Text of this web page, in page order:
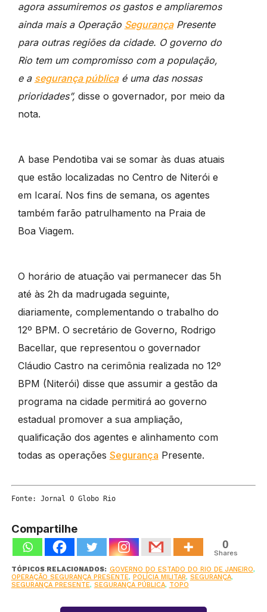
agora assumiremos os gastos e ampliaremos
ainda mais a Operação SegurançaPresente
para outras regiões da cidade. O governo do
Rio tem um compromisso com a população,
e a segurança públicaé uma das nossas
prioridades”, disse o governador, por meio da
nota.
A base Pendotiba vai se somar às duas atuais
que estão localizadas no Centro de Niterói e
em Icaraí. Nos fins de semana, os agentes
também farão patrulhamento na Praia de
Boa Viagem.
O horário de atuação vai permanecer das 5h
até às 2h da madrugada seguinte,
diariamente, complementando o trabalho do
12º BPM. O secretário de Governo, Rodrigo
Bacellar, que representou o governador
Cláudio Castro na cerimônia realizada no 12º
BPM (Niterói) disse que assumir a gestão da
programa na cidade permitirá ao governo
estadual promover a sua ampliação,
qualificação dos agentes e alinhamento com
todas as operações Segurança Presente.
Fonte: Jornal O Globo Rio
Compartilhe
0
Shares
TÓPICOS RELACIONADOS: GOVERNO DO ESTADO DO RIO DE JANEIRO,
OPERAÇÃO SEGURANÇA PRESENTE, POLÍCIA MILITAR, SEGURANÇA,
SEGURANÇA PRESENTE, SEGURANÇA PÚBLICA, TOPO